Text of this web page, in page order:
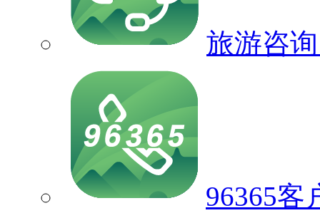
旅游咨
96365客